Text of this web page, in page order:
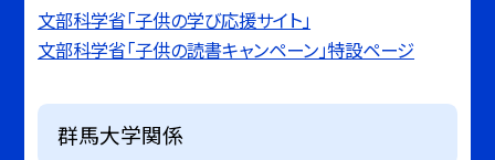
文部科学省「子供の学び応援サイト」
文部科学省「子供の読書キャンペーン」特設ページ
群馬大学関係